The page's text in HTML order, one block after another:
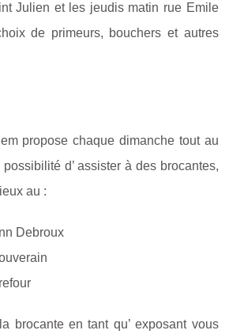
Julien et les jeudis matin rue Emile
de primeurs, bouchers et autres
propose chaque dimanche tout au
possibilité d’ assister à des brocantes,
au :
Debroux
brocante en tant qu’ exposant vous